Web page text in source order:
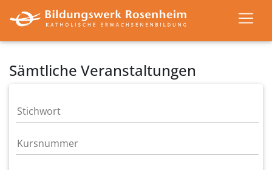
Sämtliche Veranstaltungen